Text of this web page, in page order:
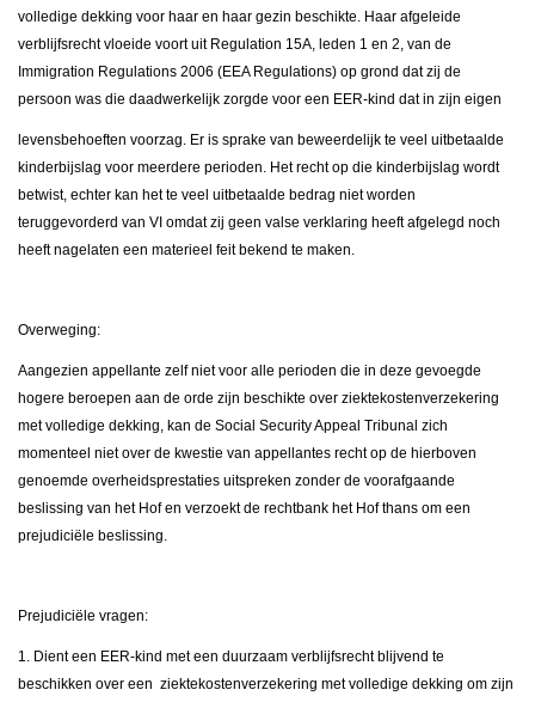
volledige dekking voor haar en haar gezin beschikte. Haar afgeleide
verblijfsrecht vloeide voort uit Regulation 15A, leden 1 en 2, van de
Immigration Regulations 2006 (EEA Regulations) op grond dat zij de
persoon was die daadwerkelijk zorgde voor een EER-kind dat in zijn eigen
levensbehoeften voorzag. Er is sprake van beweerdelijk te veel uitbetaalde
kinderbijslag voor meerdere perioden. Het recht op die kinderbijslag wordt
betwist, echter kan het te veel uitbetaalde bedrag niet worden
teruggevorderd van VI omdat zij geen valse verklaring heeft afgelegd noch
heeft nagelaten een materieel feit bekend te maken.
Overweging:
Aangezien appellante zelf niet voor alle perioden die in deze gevoegde
hogere beroepen aan de orde zijn beschikte over ziektekostenverzekering
met volledige dekking, kan de Social Security Appeal Tribunal zich
momenteel niet over de kwestie van appellantes recht op de hierboven
genoemde overheidsprestaties uitspreken zonder de voorafgaande
beslissing van het Hof en verzoekt de rechtbank het Hof thans om een
prejudiciële beslissing.
Prejudiciële vragen:
1. Dient een EER-kind met een duurzaam verblijfsrecht blijvend te
beschikken over een ziektekostenverzekering met volledige dekking om zijn